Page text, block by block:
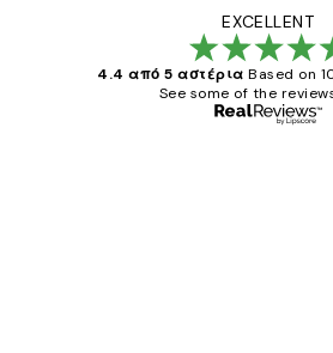
EXCELLENT
4.4 από 5 αστέρια Based on
See some of the